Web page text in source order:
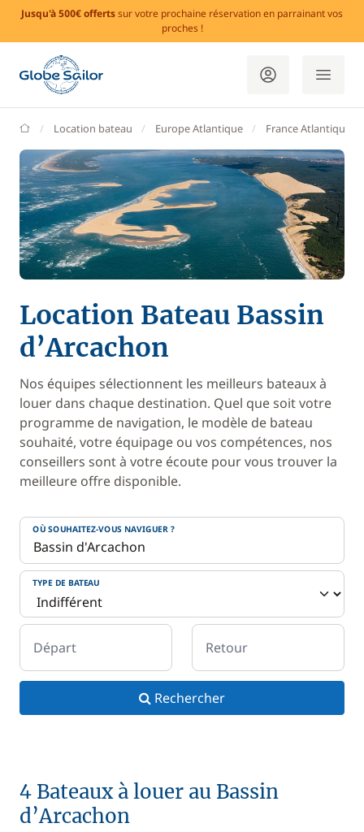
Jusqu'à 500€ offertssur votre prochaine réservation en parrainant vos
proches !
GlobeSailor
Location bateau Europe Atlantique France Atlantique
Location Bateau Bassin
d’Arcachon
Nos équipes sélectionnent les meilleurs bateaux à
louer dans chaque destination. Quel que soit votre
programme de navigation, le modèle de bateau
souhaité, votre équipage ou vos compétences, nos
conseillers sont à votre écoute pour vous trouver la
meilleure offre disponible.
OÙ SOUHAITEZ-VOUS NAVIGUER ?
TYPE DE BATEAU
Départ Retour
Rechercher
4 Bateaux à louer au Bassin
d’Arcachon